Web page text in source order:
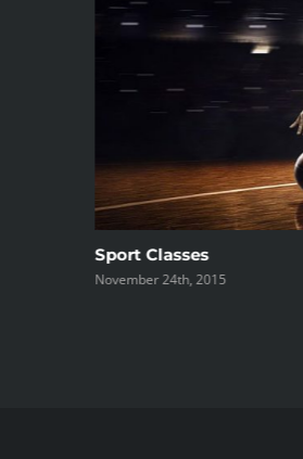
Sport Classes
November 24th, 2015